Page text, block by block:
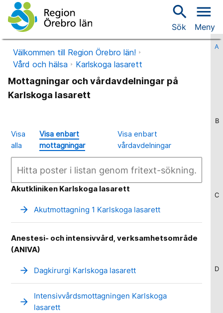
search
Sök
menu
Meny
Välkommen till Region Örebro län!
Vård och hälsa
Karlskoga lasarett
Mottagningar och vårdavdelningar på
Karlskoga lasarett
Visa
alla
Visa enbart
mottagningar
Visa enbart
vårdavdelningar
A
B
C
D
Akutkliniken Karlskoga lasarett
arrow_forward Akutmottagning 1 Karlskoga lasarett
Anestesi- och intensivvård, verksamhetsområde
(ANIVA)
arrow_forward Dagkirurgi Karlskoga lasarett
arrow_forward
Intensivvårdsmottagningen Karlskoga
lasarett